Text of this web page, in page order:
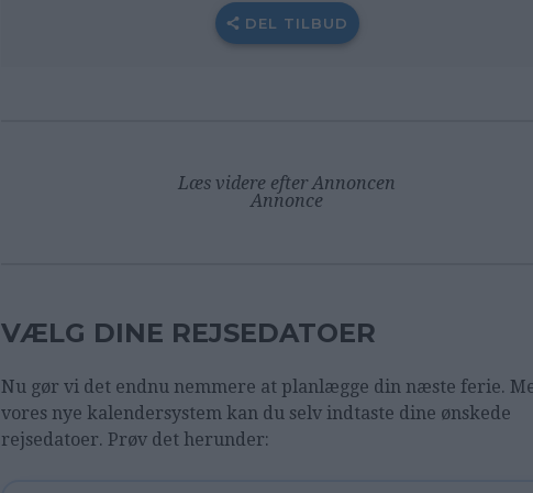
DEL TILBUD
Læs videre efter Annoncen
Annonce
VÆLG DINE REJSEDATOER
Nu gør vi det endnu nemmere at planlægge din næste ferie.
vores nye kalendersystem kan du selv indtaste dine ønskede
rejsedatoer. Prøv det herunder: